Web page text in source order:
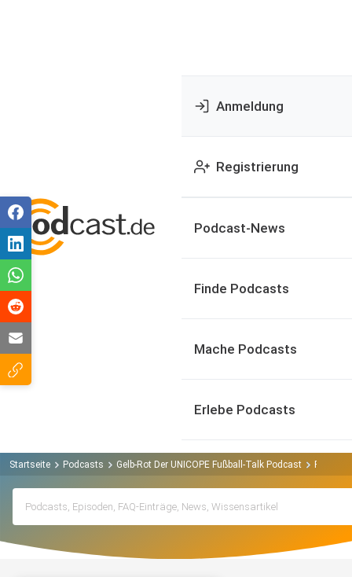
Anmeldung
Registrierung
Podcast-News
Finde Podcasts
Mache Podcasts
Erlebe Podcasts
Startseite Podcasts Gelb-Rot Der UNICOPE Fußball-Talk Podcast F59 |